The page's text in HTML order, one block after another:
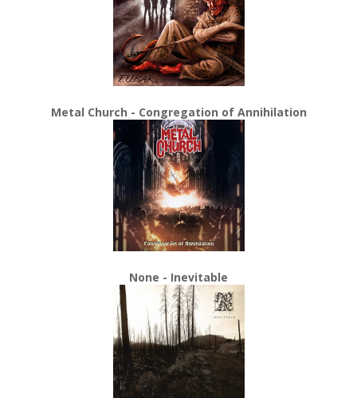
Metal Church - Congregation of Annihilation
None - Inevitable